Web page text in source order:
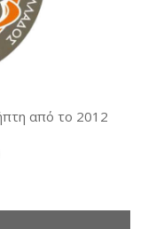
από το 2012